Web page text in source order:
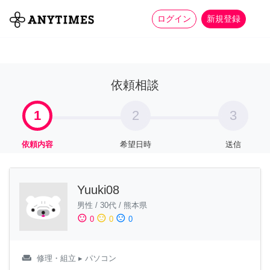
ログイン 新規登録
全て 家事 more_horiz
依頼相談
1
依頼内容
2
希望日時
3
送信
Yuuki08
男性 / 30代 / 熊本県
sentiment_satisfied 0 sentiment_neutral 0 sentiment_dissatisfied 0
weekend 修理・組立 ▸ パソコン